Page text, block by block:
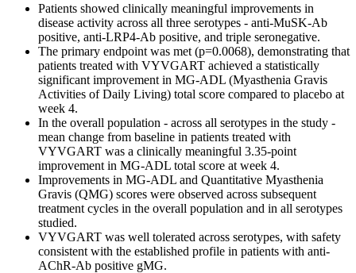
Patients showed clinically meaningful improvements in
disease activity across all three serotypes - anti-MuSK-Ab
positive, anti-LRP4-Ab positive, and triple seronegative.
The primary endpoint was met (p=0.0068), demonstrating that
patients treated with VYVGART achieved a statistically
significant improvement in MG-ADL (Myasthenia Gravis
Activities of Daily Living) total score compared to placebo at
week 4.
In the overall population - across all serotypes in the study -
mean change from baseline in patients treated with
VYVGART was a clinically meaningful 3.35-point
improvement in MG-ADL total score at week 4.
Improvements in MG-ADL and Quantitative Myasthenia
Gravis (QMG) scores were observed across subsequent
treatment cycles in the overall population and in all serotypes
studied.
VYVGART was well tolerated across serotypes, with safety
consistent with the established profile in patients with anti-
AChR-Ab positive gMG.